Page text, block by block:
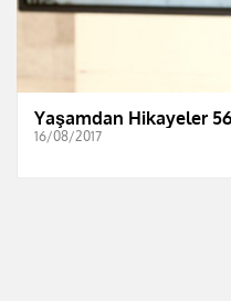
Yaşamdan Hikayeler
16/08/2017